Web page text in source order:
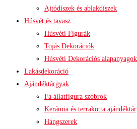
Ajtódíszek és ablakdíszek
Húsvét és tavasz
Húsvéti Figurák
Tojás Dekorációk
Húsvéti Dekorációs alapanyagok
Lakásdekoráció
Ajándéktárgyak
Fa állatfigura szobrok
Kerámia és terrakotta
Hangszerek